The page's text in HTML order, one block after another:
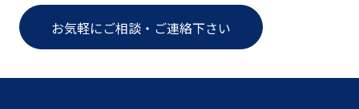
お気軽にご相談・ご連絡下さい